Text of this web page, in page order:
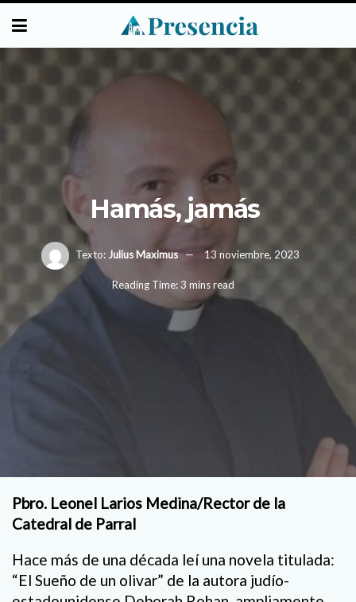
Hamás, jamás
Texto: Julius Maximus 13 noviembre, 2023
Reading Time: 3 mins read
Pbro. Leonel Larios Medina/Rector de la
Catedral de Parral
Hace más de una década leí una novela titulada:
“El Sueño de un olivar” de la autora judío-